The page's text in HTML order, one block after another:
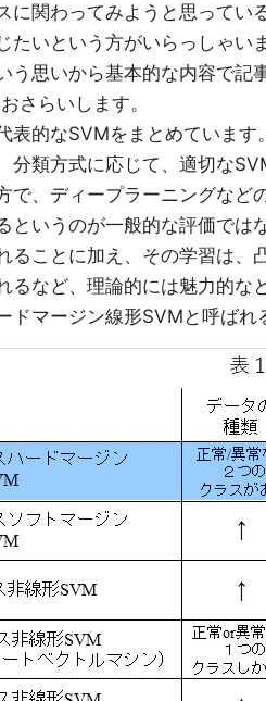
に関わってみようと思ってい
たいという方がいらっしゃい
う思いから基本的な内容で
さらいします。
表的なSVMをまとめています
分類方式に応じて、適切な
で、ディープラーニングなど
というのが一般的な評価では
ることに加え、その学習は、
るなど、理論的には魅力的
ドマージン線形SVMと呼ばれ